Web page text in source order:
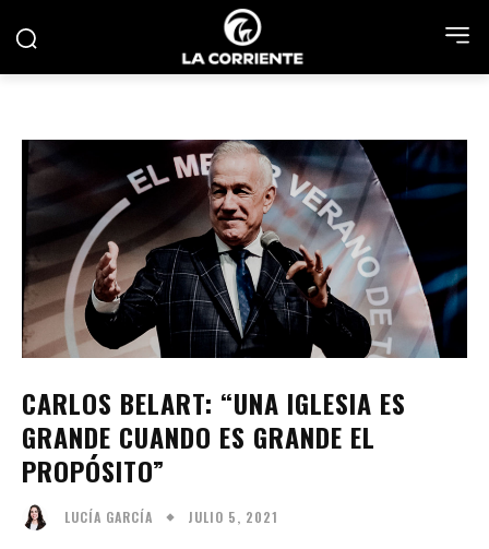
CARLOS BELART: “UNA IGLESIA ES
GRANDE CUANDO ES GRANDE EL
PROPÓSITO”
LUCÍA GARCÍA JULIO 5, 2021